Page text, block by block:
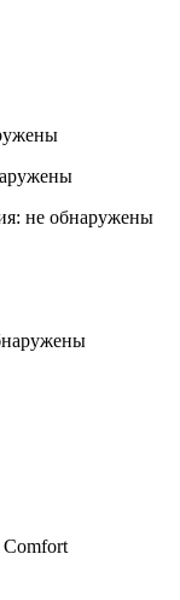
не обнаружены
Comfort